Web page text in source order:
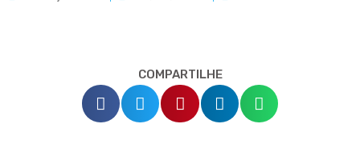
COMPARTILHE